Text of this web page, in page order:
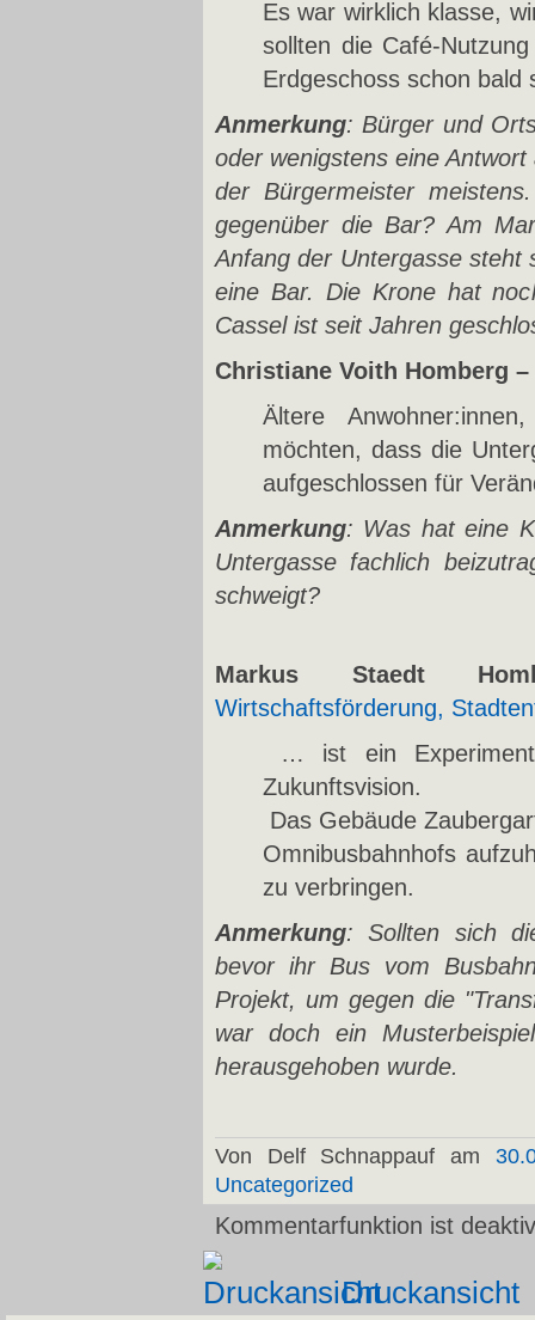
Es war wirklich klasse,
sollten die Café-
Erdgeschoss schon
Anmerkung: Bürger und
oder wenigstens eine
der Bürgermeister
gegenüber die Bar? Am
Anfang der Untergasse steht
eine Bar. Die Krone hat
Cassel ist seit Jahren
Christiane Voith Homberg –
Ältere
möchten, dass die
aufgeschlossen für
Anmerkung: Was hat eine
Untergasse fachlich
schweigt?
Markus Staedt
Wirtschaftsförderung,
… ist ein
Zukunftsvision.
Das Gebäude
Omnibusbahnhofs
zu verbringen.
Anmerkung: Sollten sich
bevor ihr Bus vom
Projekt, um gegen die
war doch ein
herausgehoben wurde.
Von Delf Schnappauf am
Uncategorized
Kommentarfunktion ist
Druckansicht